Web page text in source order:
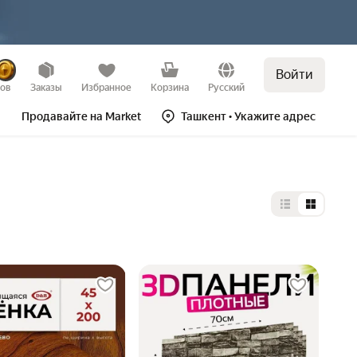
Заказы Избранное Корзина Русский
Войти
Продавайте на Market Ташкент• Укажите адрес
Выбор типа